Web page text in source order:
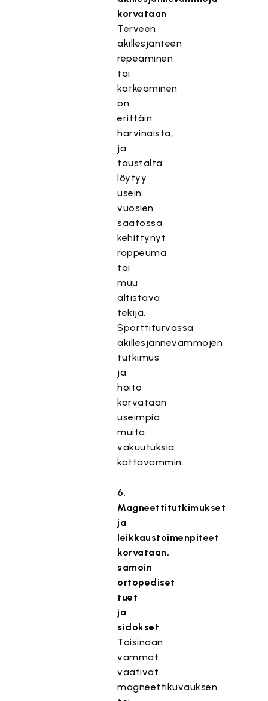
korvataan
Terveen
akillesjänteen
repeäminen
tai
katkeaminen
on
erittäin
harvinaista,
ja
taustalta
löytyy
usein
vuosien
saatossa
kehittynyt
rappeuma
tai
muu
altistava
tekijä.
Sporttiturvassa
akillesjännevammojen
tutkimus
ja
hoito
korvataan
useimpia
muita
vakuutuksia
kattavammin.
6.
Magneettitutkimukset
ja
leikkaustoimenpiteet
korvataan,
samoin
ortopediset
tuet
ja
sidokset
Toisinaan
vammat
vaativat
magneettikuvauksen